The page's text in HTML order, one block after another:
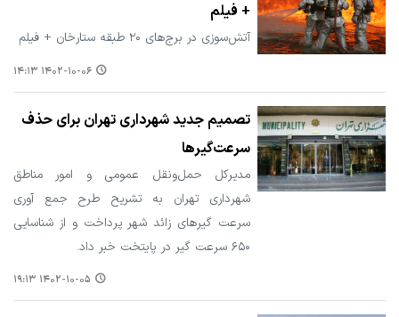
+ فیلم
آتش‌سوزی در برج‌های ۲۰ طبقه ستارخان + فیلم
۱۴۰۲-۱۰-۰۶ ۱۴:۱۳
تصمیم جدید شهرداری تهران برای حذف
سرعت‌گیرها
مدیرکل حمل‌ونقل عمومی و امور مناطق
شهرداری تهران به تشریح طرح جمع آوری
سرعت‌ گیرهای زائد شهر پرداخت و از شناسایی
۶۵۰ سرعت گیر در پایتخت خبر داد.
۱۴۰۲-۱۰-۰۵ ۱۹:۱۳